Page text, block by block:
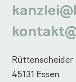
Rüttenscheider
45131 Essen